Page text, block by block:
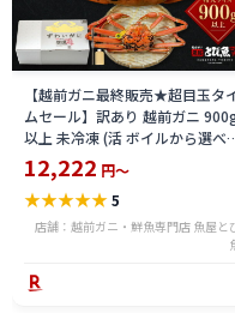
【越前ガニ最終販売★超目玉タ
ムセール】訳あり 越前ガニ
以上 未冷凍 (活 ボイルから選べ
る) 福井県産 国産 産地直送 脚折
れ 訳ありカニ 越前がに ズワイガ
ニ 越前 かに 送料無料 etz-900w
12,222 円～
★★★★★5
店舗：越前ガニ・鮮魚専門店 魚屋と